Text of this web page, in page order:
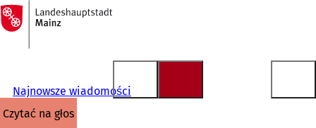
Przejdź do treści
Do
strony
głównej
Najnowsze wiadomości
czytać na głos